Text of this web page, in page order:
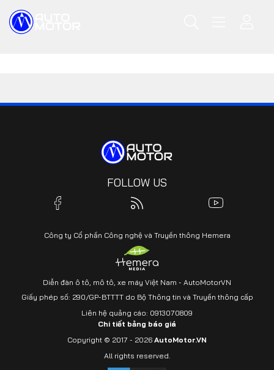
FOLLOW US
Công ty Cổ phần Công nghệ và Truyền thông Hemera
Diễn đàn ô tô, mô tô, xe máy Việt Nam - AutoMotorVN
Giấy phép số: 290/GP-BTTTT do Bộ Thông tin và Truyền thông cấp
Liên hệ quảng cáo: 0913070809
Chi tiết bảng báo giá
Copyright © 2017 - 2026 AutoMotor.VN
All rights reserved.